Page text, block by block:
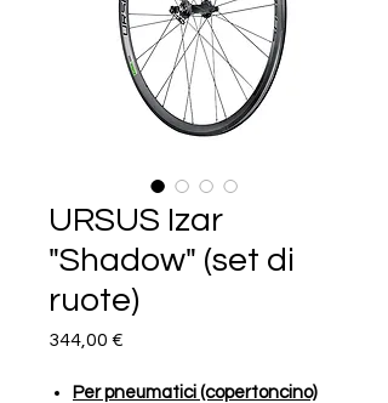
URSUS Izar
"Shadow" (set di
ruote)
344,00 €
Per pneumatici (copertoncino)